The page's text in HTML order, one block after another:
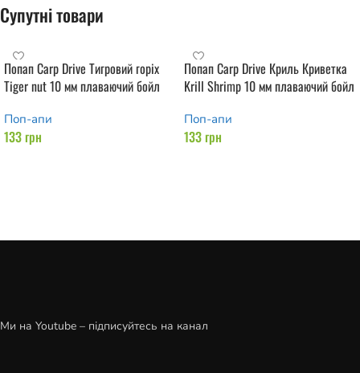
Супутні товари
Попап Carp Drive Тигровий горіх
Tiger nut 10 мм плаваючий бойл
Поп-апи
133грн
Попап Carp Drive Криль Криветка
Krill Shrimp 10 мм плаваючий бойл
Поп-апи
133грн
Ми на Youtube – підписуйтесь на канал